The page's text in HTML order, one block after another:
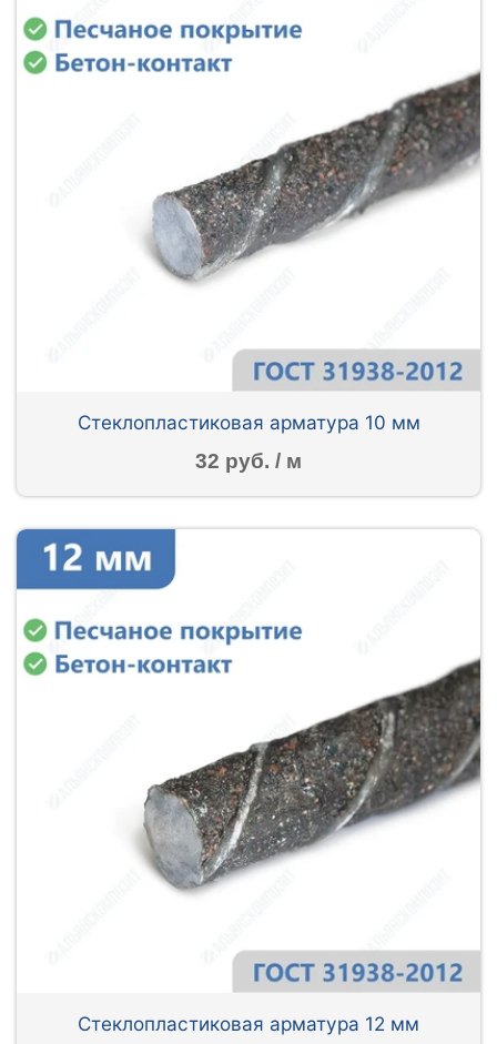
Стеклопластиковая арматура 10 мм
32 руб. / м
Стеклопластиковая арматура 12 мм